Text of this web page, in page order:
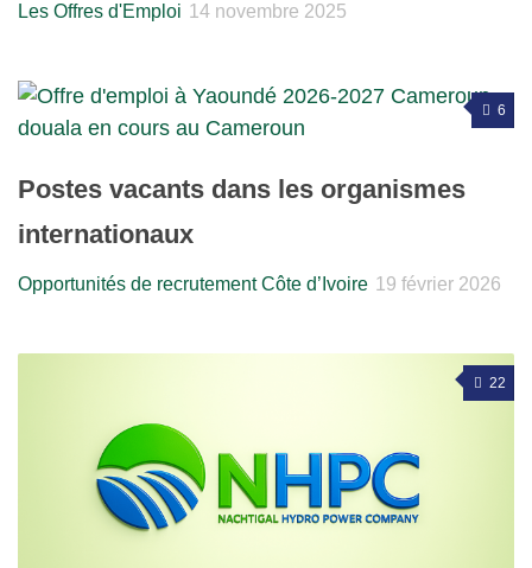
Les Offres d'Emploi 14 novembre 2025
6
Postes vacants dans les organismes
internationaux
Opportunités de recrutement Côte d’Ivoire 19 février 2026
22